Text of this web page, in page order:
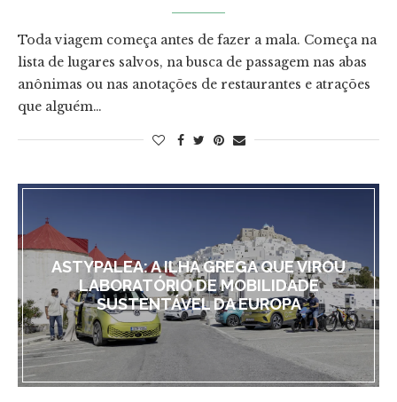
Toda viagem começa antes de fazer a mala. Começa na
lista de lugares salvos, na busca de passagem nas abas
anônimas ou nas anotações de restaurantes e atrações
que alguém…
ASTYPALEA: A ILHA GREGA QUE VIROU
LABORATÓRIO DE MOBILIDADE
SUSTENTÁVEL DA EUROPA